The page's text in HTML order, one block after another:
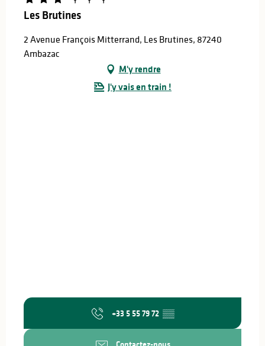
Les Brutines
2 Avenue François Mitterrand, Les Brutines, 87240
Ambazac
M'y rendre
J'y vais en train !
+33 5 55 79 72 ▒▒